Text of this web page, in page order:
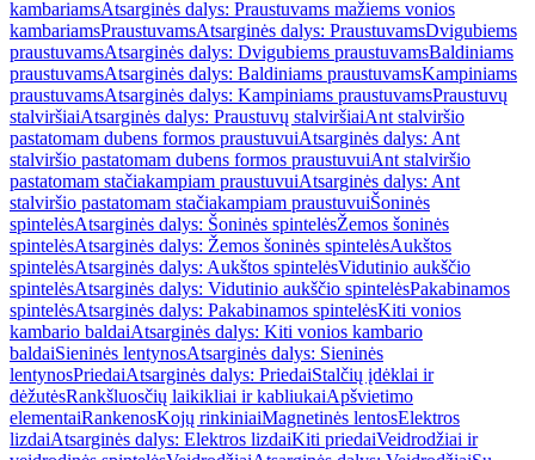
kambariamsAtsarginės dalys: Praustuvams mažiems vonios
kambariamsPraustuvamsAtsarginės dalys: PraustuvamsDvigubiems
praustuvamsAtsarginės dalys: Dvigubiems praustuvamsBaldiniams
praustuvamsAtsarginės dalys: Baldiniams praustuvamsKampiniams
praustuvamsAtsarginės dalys: Kampiniams praustuvamsPraustuvų
stalviršiaiAtsarginės dalys: Praustuvų stalviršiaiAnt stalviršio
pastatomam dubens formos praustuvuiAtsarginės dalys: Ant
stalviršio pastatomam dubens formos praustuvuiAnt stalviršio
pastatomam stačiakampiam praustuvuiAtsarginės dalys: Ant
stalviršio pastatomam stačiakampiam praustuvuiŠoninės
spintelėsAtsarginės dalys: Šoninės spintelėsŽemos šoninės
spintelėsAtsarginės dalys: Žemos šoninės spintelėsAukštos
spintelėsAtsarginės dalys: Aukštos spintelėsVidutinio aukščio
spintelėsAtsarginės dalys: Vidutinio aukščio spintelėsPakabinamos
spintelėsAtsarginės dalys: Pakabinamos spintelėsKiti vonios
kambario baldaiAtsarginės dalys: Kiti vonios kambario
baldaiSieninės lentynosAtsarginės dalys: Sieninės
lentynosPriedaiAtsarginės dalys: PriedaiStalčių įdėklai ir
dėžutėsRankšluosčių laikikliai ir kabliukaiApšvietimo
elementaiRankenosKojų rinkiniaiMagnetinės lentosElektros
lizdaiAtsarginės dalys: Elektros lizdaiKiti priedaiVeidrodžiai ir